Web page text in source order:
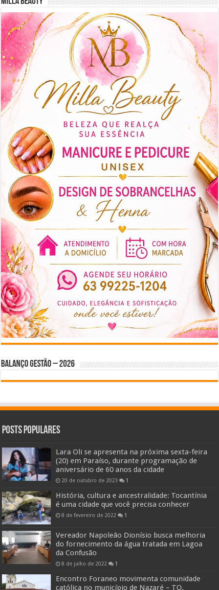
BALANÇO GESTÃO – 2026
Posts Populares
Lara Oli se apresenta na próxima sexta-feira
(20) em Paraíso, durante programação de
aniversário de 60 anos da cidade
20 de outubro de 2023 1
História, cultura e ancestralidade: Tocantínia
é uma cidade que você precisa conhecer
8 de fevereiro de 2022 1
Vereador Napoleão Dionísio busca melhoria
do fornecimento da água tratada em Lagoa
da Confusão
8 de julho de 2022 1
Encontro Foraneo movimenta comunidade
católica no município de Nazaré – TO.